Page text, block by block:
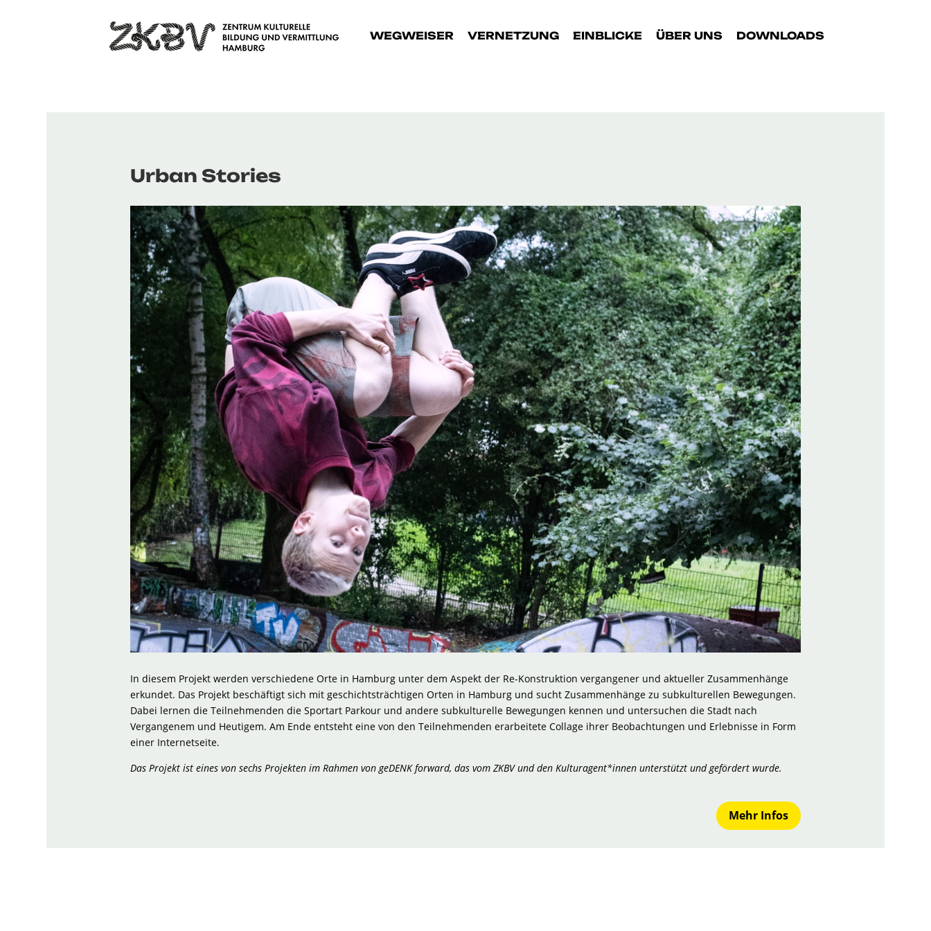
WEGWEISER VERNETZUNG EINBLICKE ÜBER UNS DOWNLOADS
Urban Stories
In diesem Projekt werden verschiedene Orte in Hamburg unter dem Aspekt der Re-Konstruktion vergangener und aktueller Zusammenhänge
erkundet. Das Projekt beschäftigt sich mit geschichtsträchtigen Orten in Hamburg und sucht Zusammenhänge zu subkulturellen Bewegungen.
Dabei lernen die Teilnehmenden die Sportart Parkour und andere subkulturelle Bewegungen kennen und untersuchen die Stadt nach
Vergangenem und Heutigem. Am Ende entsteht eine von den Teilnehmenden erarbeitete Collage ihrer Beobachtungen und Erlebnisse in Form
einer Internetseite.
Das Projekt ist eines von sechs Projekten im Rahmen von geDENK forward, das vom ZKBV und den Kulturagent*innen unterstützt und gefördert wurde.
Mehr Infos